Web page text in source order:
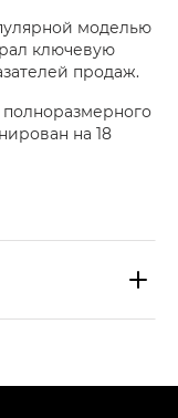
моделью
ключевую
продаж.
на 18